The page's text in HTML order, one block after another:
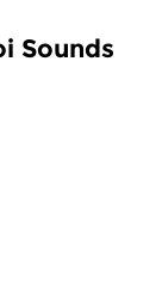
Sounds